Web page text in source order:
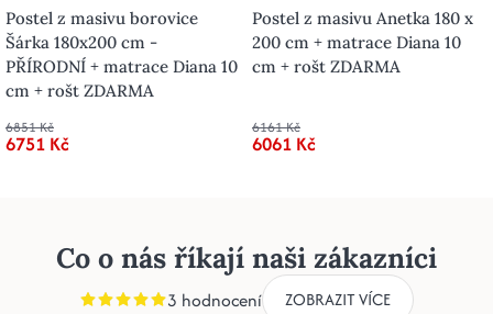
Postel z masivu borovice
Šárka 180x200 cm -
PŘÍRODNÍ + matrace Diana 10
cm + rošt ZDARMA
6851 Kč
6751 Kč
Postel z masivu Anetka 180 x
200 cm + matrace Diana 10
cm + rošt ZDARMA
6161 Kč
6061 Kč
Co o nás říkají naši zákazníci
3 hodnocení ZOBRAZIT VÍCE